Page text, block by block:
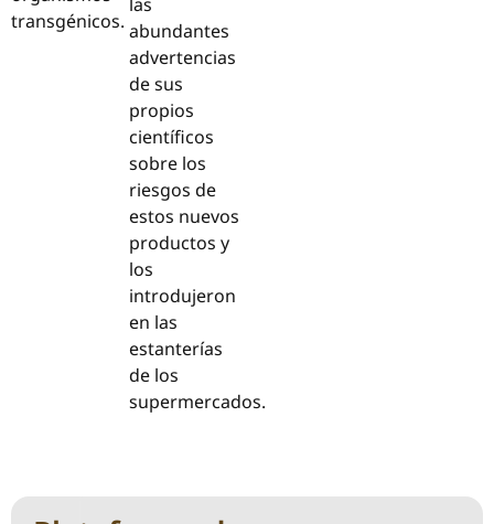
transgénicos. abundantes
advertencias
de sus
propios
científicos
sobre los
riesgos de
estos nuevos
productos y
los
introdujeron
en las
estanterías
de los
supermercados.